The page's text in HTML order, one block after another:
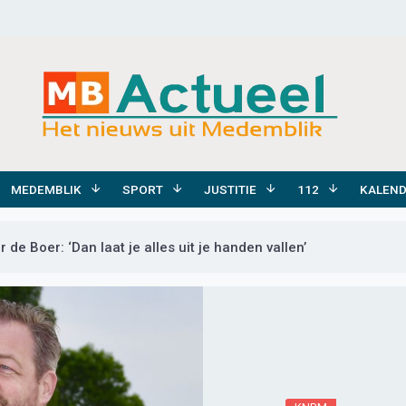
MEDEMBLIK SPORT JUSTITIE 112
de Boer: ‘Dan laat je alles uit je handen vallen’